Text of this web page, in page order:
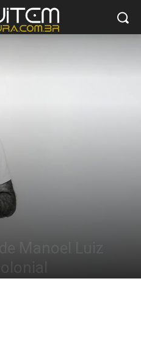
Manoel Luiz